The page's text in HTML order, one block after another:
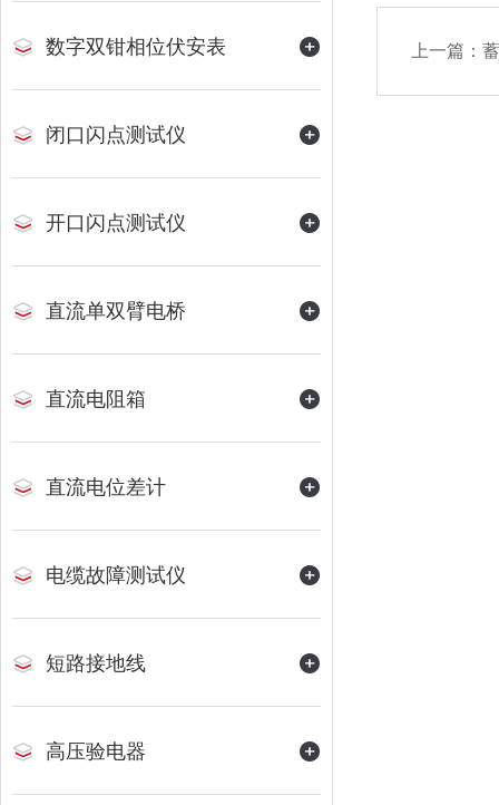
数字双钳相位伏安表
闭口闪点测试仪
开口闪点测试仪
直流单双臂电桥
直流电阻箱
直流电位差计
电缆故障测试仪
短路接地线
高压验电器
上一篇：